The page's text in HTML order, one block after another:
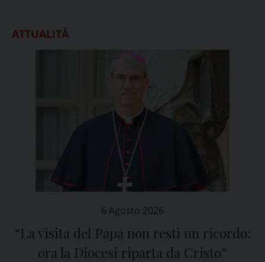
ATTUALITÀ
6 Agosto 2026
“La visita del Papa non resti un ricordo:
ora la Diocesi riparta da Cristo”